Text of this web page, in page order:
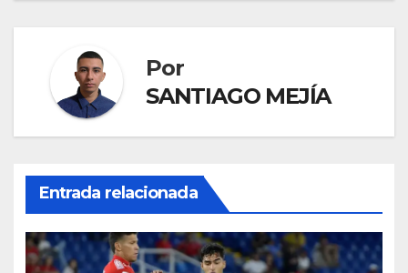
Por
SANTIAGO MEJÍA
Entrada relacionada